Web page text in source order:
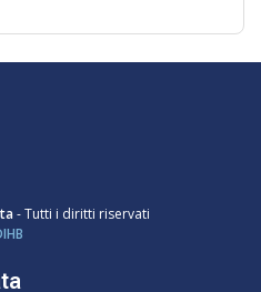
- Tutti i diritti riservati